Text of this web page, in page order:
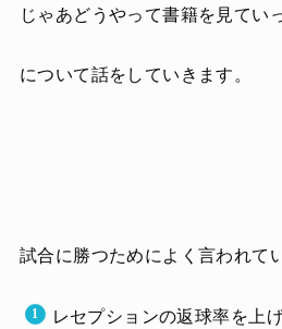
じゃあどうやって書籍を見てい
について話をしていきます。
試合に勝つためによく言われて
レセプションの返球率を上